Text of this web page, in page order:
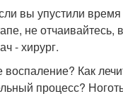
вы упустили время
не отчаивайтесь,
- хирург.
Как
процесс?